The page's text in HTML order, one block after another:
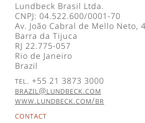
Lundbeck Brasil Ltda.
CNPJ: 04.522.600/0001-70
Av. João Cabral de Mello Neto,
Barra da Tijuca
RJ 22.775-057
Rio de Janeiro
Brazil
Tel. +55 21 3873 3000
brazil@lundbeck.com
www.lundbeck.com/br
Contact